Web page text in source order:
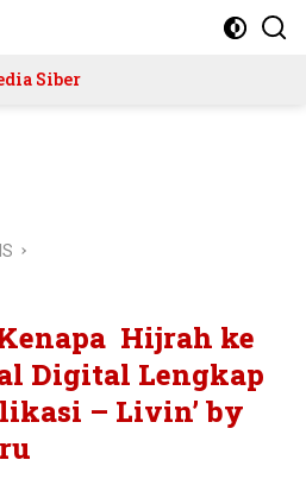
Siber
Hijrah ke
Digital Lengkap
– Livin’ by